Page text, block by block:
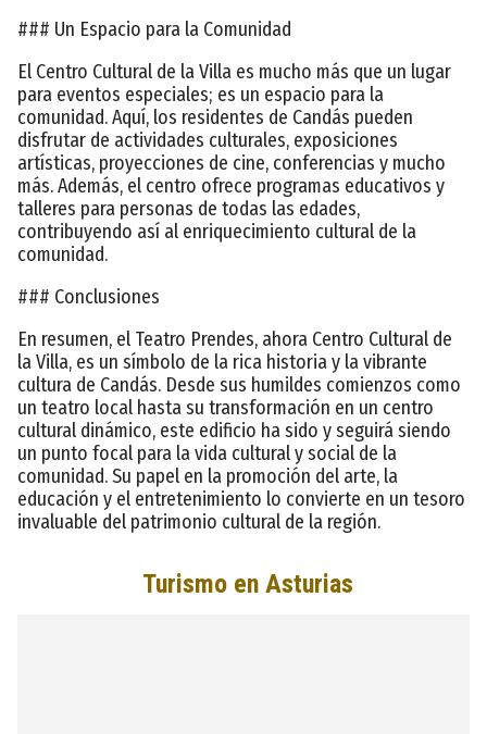
### Un Espacio para la Comunidad
El Centro Cultural de la Villa es mucho más que un lugar
para eventos especiales; es un espacio para la
comunidad. Aquí, los residentes de Candás pueden
disfrutar de actividades culturales, exposiciones
artísticas, proyecciones de cine, conferencias y mucho
más. Además, el centro ofrece programas educativos y
talleres para personas de todas las edades,
contribuyendo así al enriquecimiento cultural de la
comunidad.
### Conclusiones
En resumen, el Teatro Prendes, ahora Centro Cultural de
la Villa, es un símbolo de la rica historia y la vibrante
cultura de Candás. Desde sus humildes comienzos como
un teatro local hasta su transformación en un centro
cultural dinámico, este edificio ha sido y seguirá siendo
un punto focal para la vida cultural y social de la
comunidad. Su papel en la promoción del arte, la
educación y el entretenimiento lo convierte en un tesoro
invaluable del patrimonio cultural de la región.